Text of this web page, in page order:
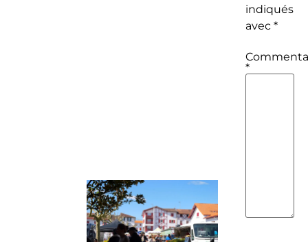
indiqués
avec *
*